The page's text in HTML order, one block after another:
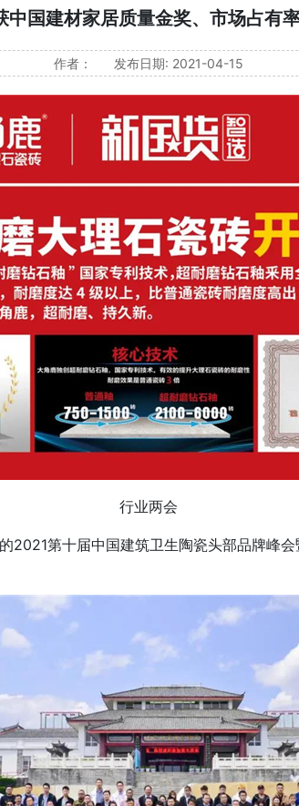
中国建材家居质量金奖、市场占有
作者： 发布日期: 2021-04-15
行业两会
第十届中国建筑卫生陶瓷头部品牌峰会